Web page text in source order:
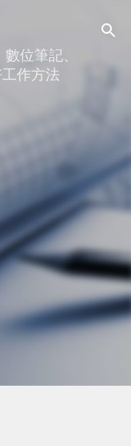
位筆記、
作方法